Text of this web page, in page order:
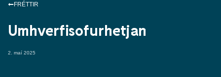
FRÉTTIR
Umhverfisofurhetjan
2. maí 2025